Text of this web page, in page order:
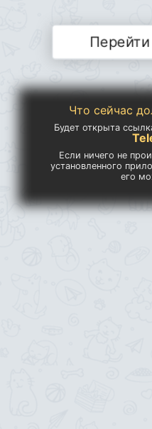
Что сейчас
Будет открыта
Если ничего не
установленного
его